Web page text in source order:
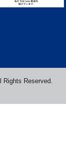
Reserved.